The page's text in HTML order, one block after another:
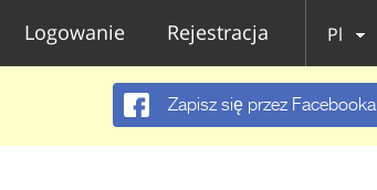
Logowanie Rejestracja Pl
Zapisz się przez Facebooka